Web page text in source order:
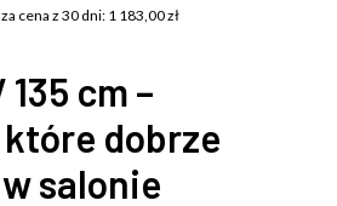
cena z 30 dni: 1 183,00 zł
cm –
dobrze
salonie